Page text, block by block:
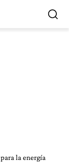
la energía